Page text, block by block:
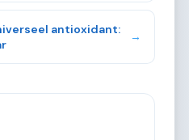
antioxidant:
→